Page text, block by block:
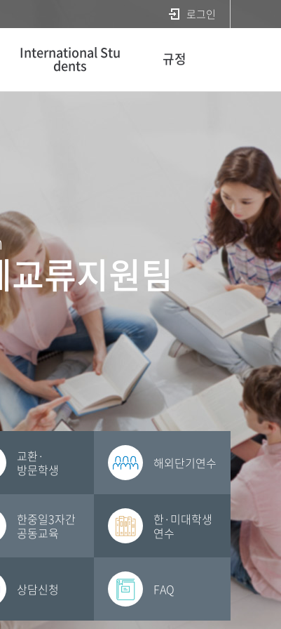
로그인
International Stu
dents 규정
류지원팀
교환·
방문학생
해외단기연수
한중일3자간
공동교육
한·미대학생
연수
상담신청 FAQ